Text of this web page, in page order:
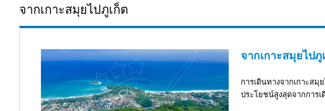
จากเกาะสมุยไปภูเก็ต
จากเกาะสมุยไป
การเดินทางจากเกาะส
ประโยชน์สูงสุดจากการ